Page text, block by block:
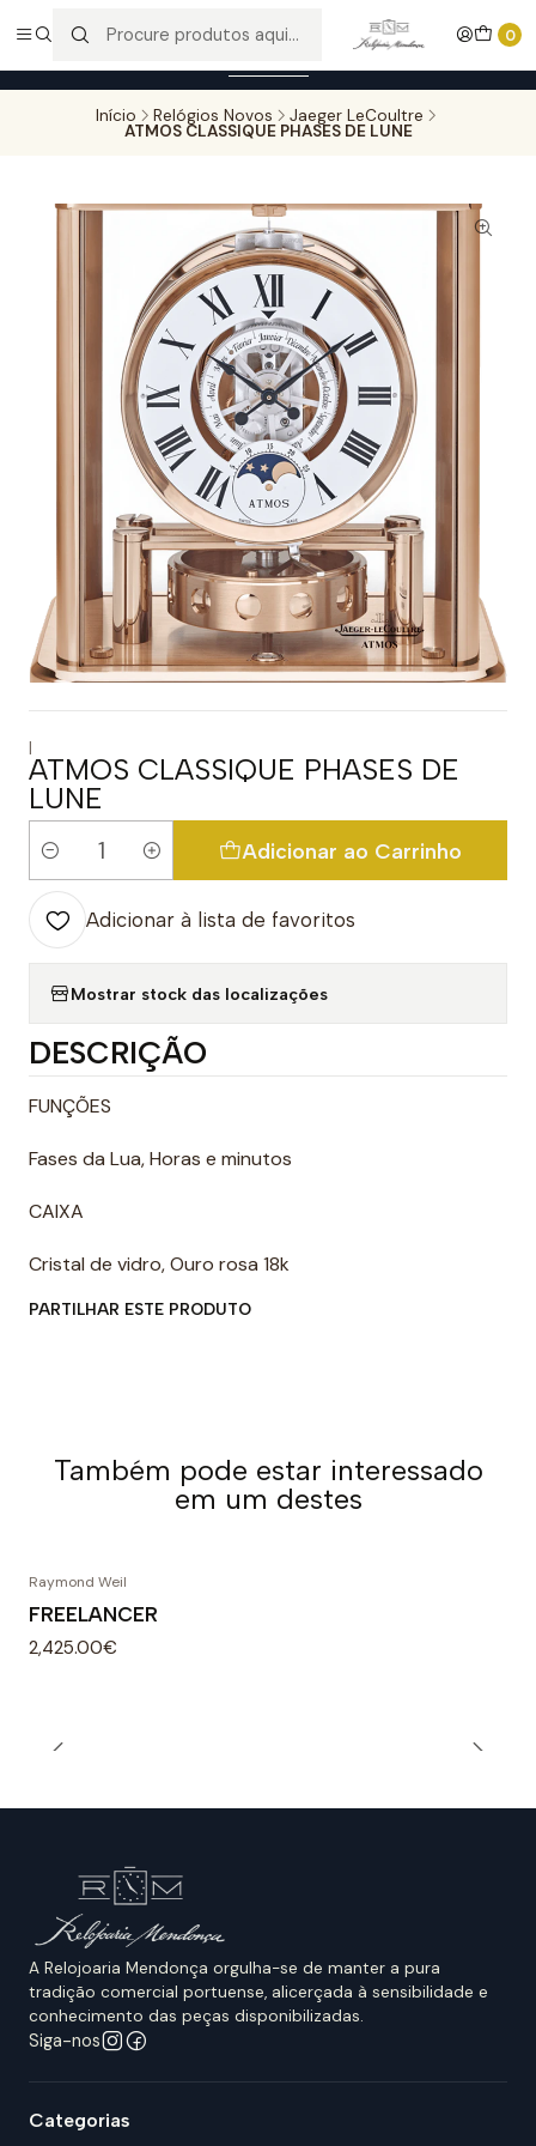
0
Entregas gratuitas para compras superiores a 100,00€ - Todas as
encomendas serão sujeitas a confirmação de stock.
Início Relógios Novos Jaeger LeCoultre
ATMOS CLASSIQUE PHASES DE LUNE
|
ATMOS CLASSIQUE PHASES DE
LUNE
Quantidade
Adicionar ao Carrinho
Adicionar à lista de favoritos
Mostrar stock das localizações
DESCRIÇÃO
FUNÇÕES
Fases da Lua, Horas e minutos
CAIXA
Cristal de vidro, Ouro rosa 18k
PARTILHAR ESTE PRODUTO
Também pode estar interessado
em um destes
Raymond Weil
FREELANCER
2,425.00€
A Relojoaria Mendonça orgulha-se de manter a pura
tradição comercial portuense, alicerçada à sensibilidade e
conhecimento das peças disponibilizadas.
Siga-nos
Categorias